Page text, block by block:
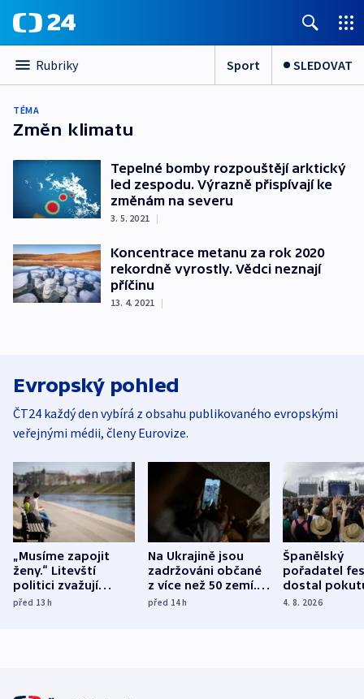
Rubriky Sport SLEDOVAT
TÉMA
Změn klimatu
Tepelné bomby rozpouštějí arktický
led zespodu. Výrazně přispívají ke
změnám na severu
3. 5. 2021 |
Koncentrace metanu za rok 2020
rekordně vyrostly. Vědci neznají
příčinu
13. 4. 2021 |
Evropský pohled
ČT24 každý den vybírá z obsahu publikovaného evropskými
veřejnými médii, členy Eurovize.
„Musíme zapojit
ženy.“ Litevští
politici zvažují
dohodu o
před 13h
Na Ukrajině jsou
zadržováni občané
z více než 50 zemí.
Bojovali na straně
před 14h
Španělský
pořadatel
dostal
nekalé
4. 8. 2026